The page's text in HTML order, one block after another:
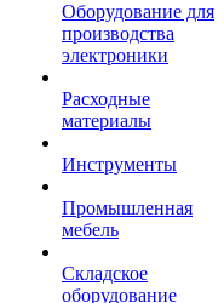
Оборудование для
производства
электроники
Расходные
материалы
Инструменты
Промышленная
мебель
Складское
оборудование